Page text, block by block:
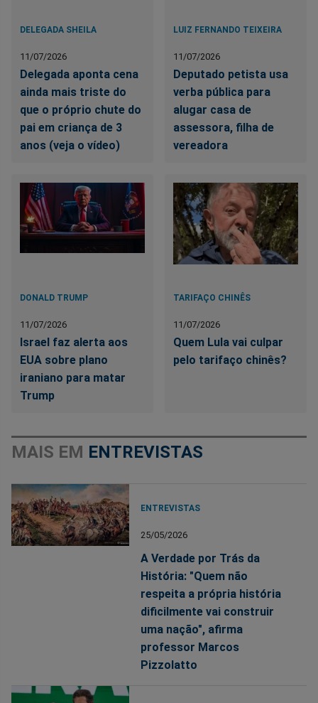
DELEGADA SHEILA
11/07/2026
Delegada aponta cena
ainda mais triste do
que o próprio chute do
pai em criança de 3
anos (veja o vídeo)
LUIZ FERNANDO TEIXEIRA
11/07/2026
Deputado petista usa
verba pública para
alugar casa de
assessora, filha de
vereadora
DONALD TRUMP
11/07/2026
Israel faz alerta aos
EUA sobre plano
iraniano para matar
Trump
TARIFAÇO CHINÊS
11/07/2026
Quem Lula vai culpar
pelo tarifaço chinês?
MAIS EM ENTREVISTAS
ENTREVISTAS
25/05/2026
A Verdade por Trás da
História: "Quem não
respeita a própria história
dificilmente vai construir
uma nação", afirma
professor Marcos
Pizzolatto